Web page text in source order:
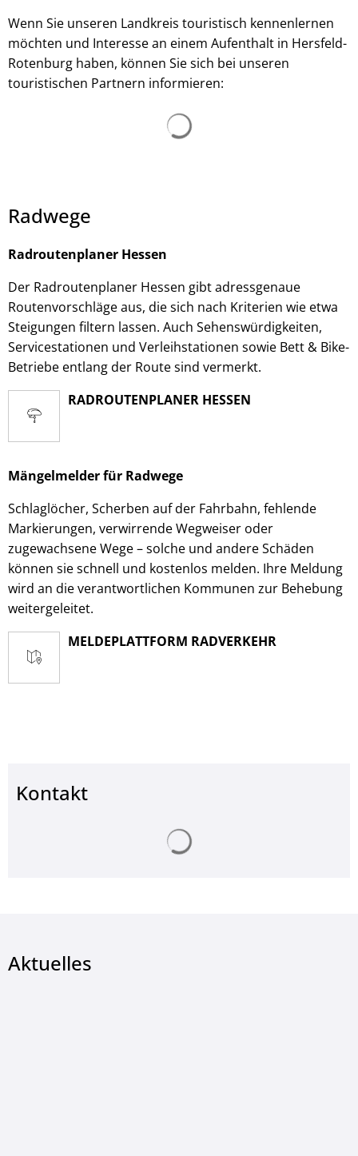
Wenn Sie unseren Landkreis touristisch kennenlernen
möchten und Interesse an einem Aufenthalt in Hersfeld-
Rotenburg haben, können Sie sich bei unseren
touristischen Partnern informieren:
Radwege
Radroutenplaner Hessen
Der Radroutenplaner Hessen gibt adressgenaue
Routenvorschläge aus, die sich nach Kriterien wie etwa
Steigungen filtern lassen. Auch Sehenswürdigkeiten,
Servicestationen und Verleihstationen sowie Bett & Bike-
Betriebe entlang der Route sind vermerkt.
RADROUTENPLANER HESSEN
Mängelmelder für Radwege
Schlaglöcher, Scherben auf der Fahrbahn, fehlende
Markierungen, verwirrende Wegweiser oder
zugewachsene Wege – solche und andere Schäden
können sie schnell und kostenlos melden. Ihre Meldung
wird an die verantwortlichen Kommunen zur Behebung
weitergeleitet.
MELDEPLATTFORM RADVERKEHR
Kontakt
Aktuelles